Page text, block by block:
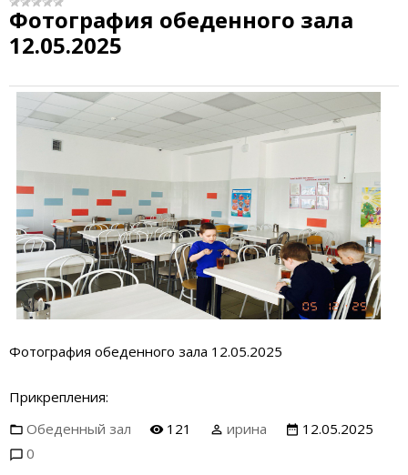
Фотография обеденного зала
12.05.2025
Фотография обеденного зала 12.05.2025
Прикрепления:
Обеденный зал
121 ирина
12.05.2025
0